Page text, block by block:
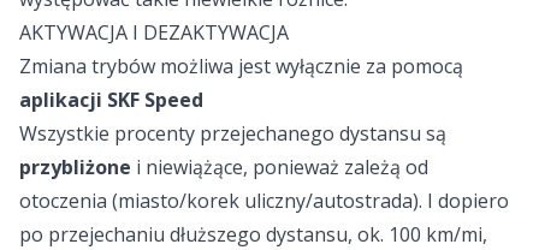
AKTYWACJA I DEZAKTYWACJA
Zmiana trybów możliwa jest wyłącznie za pomocą
aplikacji SKF Speed
Wszystkie procenty przejechanego dystansu są
przybliżone i niewiążące, ponieważ zależą od
otoczenia (miasto/korek uliczny/autostrada). I dopiero
po przejechaniu dłuższego dystansu, ok. 100 km/mi,